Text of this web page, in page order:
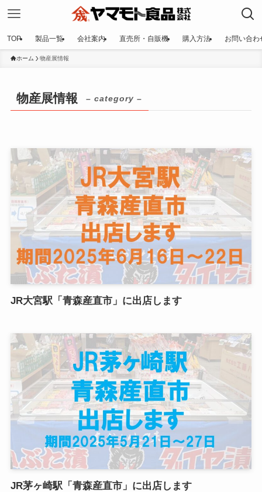
TOP 製品一覧 会社案内 直売所・自販機 購入方法 お問い合わ
ホーム 物産展情報
物産展情報 – category –
JR大宮駅「青森産直市」に出店します
JR茅ヶ崎駅「青森産直市」に出店します